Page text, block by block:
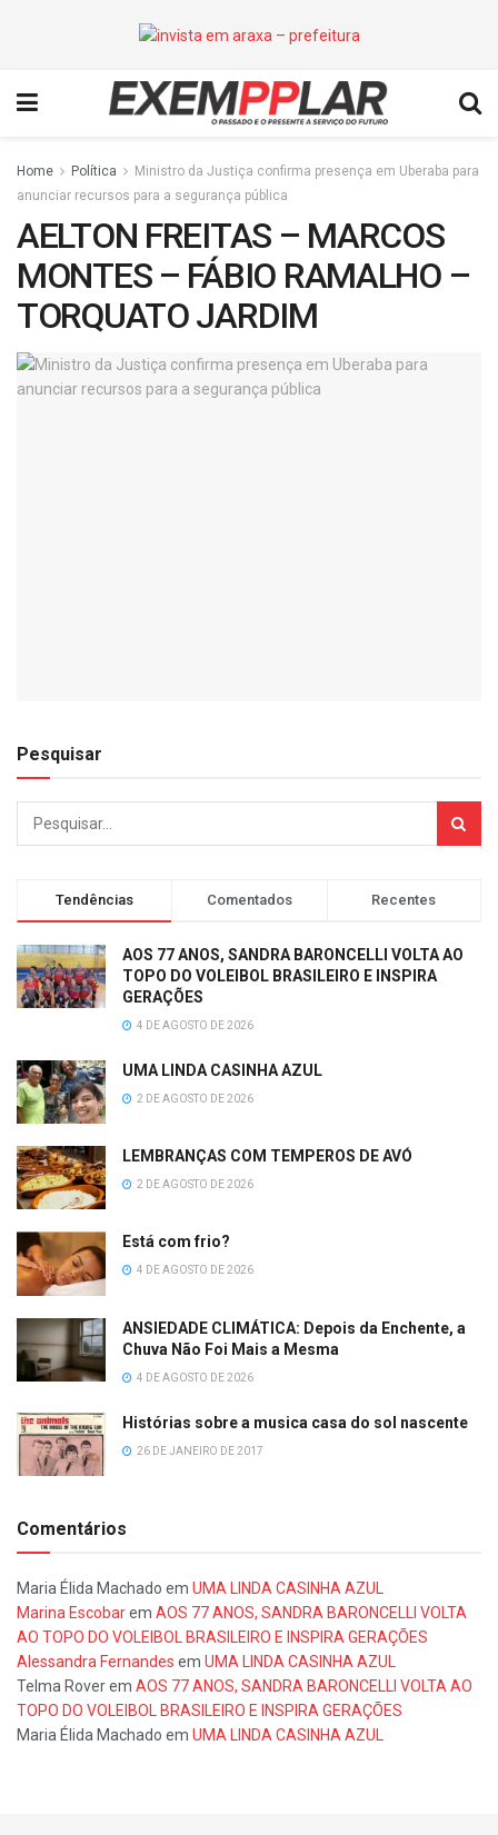
Home Política
Ministro da Justiça confirma presença em Uberaba para
anunciar recursos para a segurança pública
AELTON FREITAS – MARCOS
MONTES – FÁBIO RAMALHO –
TORQUATO JARDIM
Pesquisar
Tendências Comentados Recentes
AOS 77 ANOS, SANDRA BARONCELLI VOLTA AO
TOPO DO VOLEIBOL BRASILEIRO E INSPIRA
GERAÇÕES
4 DE AGOSTO DE 2026
UMA LINDA CASINHA AZUL
2 DE AGOSTO DE 2026
LEMBRANÇAS COM TEMPEROS DE AVÓ
2 DE AGOSTO DE 2026
Está com frio?
4 DE AGOSTO DE 2026
ANSIEDADE CLIMÁTICA: Depois da Enchente, a
Chuva Não Foi Mais a Mesma
4 DE AGOSTO DE 2026
Histórias sobre a musica casa do sol nascente
26 DE JANEIRO DE 2017
Comentários
Maria Élida Machado em UMA LINDA CASINHA AZUL
Marina Escobarem AOS 77 ANOS, SANDRA BARONCELLI VOLTA
AO TOPO DO VOLEIBOL BRASILEIRO E INSPIRA GERAÇÕES
Alessandra Fernandes em UMA LINDA CASINHA AZUL
Telma Roverem AOS 77 ANOS, SANDRA BARONCELLI VOLTA AO
TOPO DO VOLEIBOL BRASILEIRO E INSPIRA GERAÇÕES
Maria Élida Machado em UMA LINDA CASINHA AZUL